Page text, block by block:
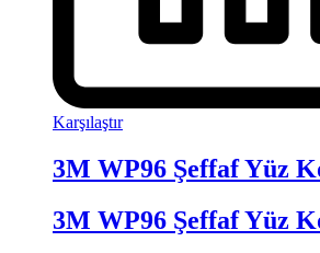
Karşılaştır
3M WP96 Şeffaf Yüz
3M WP96 Şeffaf Yüz